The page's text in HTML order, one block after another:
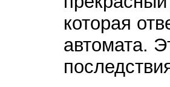
которая
автомата.